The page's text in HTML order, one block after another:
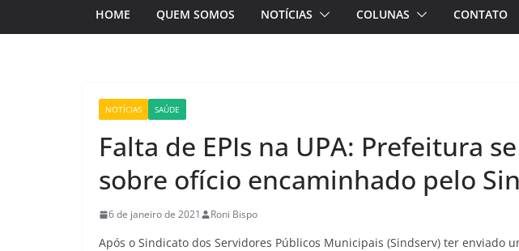
HOME QUEM SOMOS NOTÍCIAS COLUNAS CONTATO
NOTÍCIAS SAÚDE
Falta de EPIs na UPA: Prefeitura
sobre ofício encaminhado pelo
6 de janeiro de 2021 Roni Bispo
Após o Sindicato dos Servidores Públicos Municipais (Sindserv) ter enviado